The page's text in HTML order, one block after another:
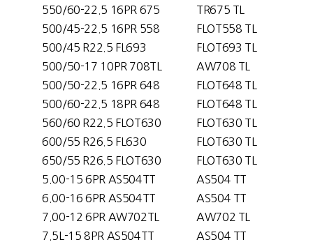
550/60-22.5 16PR 675
TR675 TL
500/45-22.5 16PR 558
FLOT558 TL
500/45 R22.5 FL693
FLOT693 TL
500/50-17 10PR 708TL
AW708 TL
500/50-22.5 16PR 648
FLOT648 TL
500/60-22.5 18PR 648
FLOT648 TL
560/60 R22.5 FLOT630
FLOT630 TL
600/55 R26.5 FL630
FLOT630 TL
650/55 R26.5 FLOT630
FLOT630 TL
5.00-15 6PR AS504TT
AS504 TT
6.00-16 6PR AS504TT
AS504 TT
7.00-12 6PR AW702TL
AW702 TL
7.5L-15 8PR AS504TT
AS504 TT